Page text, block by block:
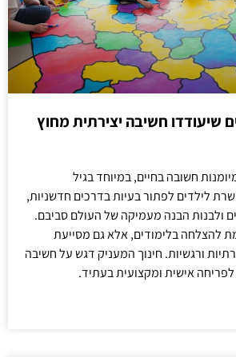
שיעודדו חשיבה יצירתית מחוץ
חשובה בחיים, במיוחד בגיל
לילדים לפתור בעיות בדרכים חדשניות,
ולבנות הבנה מעמיקה של העולם סביבם.
להצלחה בלימודים, אלא גם מסייעת
ורגשיות. חינוך המעניק דגש על חשיבה
לפריחה אישית ומקצועית בעתיד.